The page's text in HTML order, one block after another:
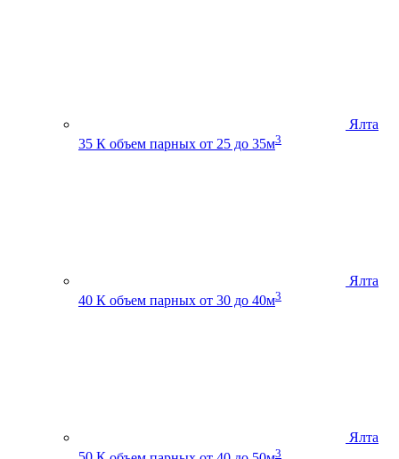
Ялта
35 К объем парных от 25 до 35м3
Ялта
40 К объем парных от 30 до 40м3
Ялта
3